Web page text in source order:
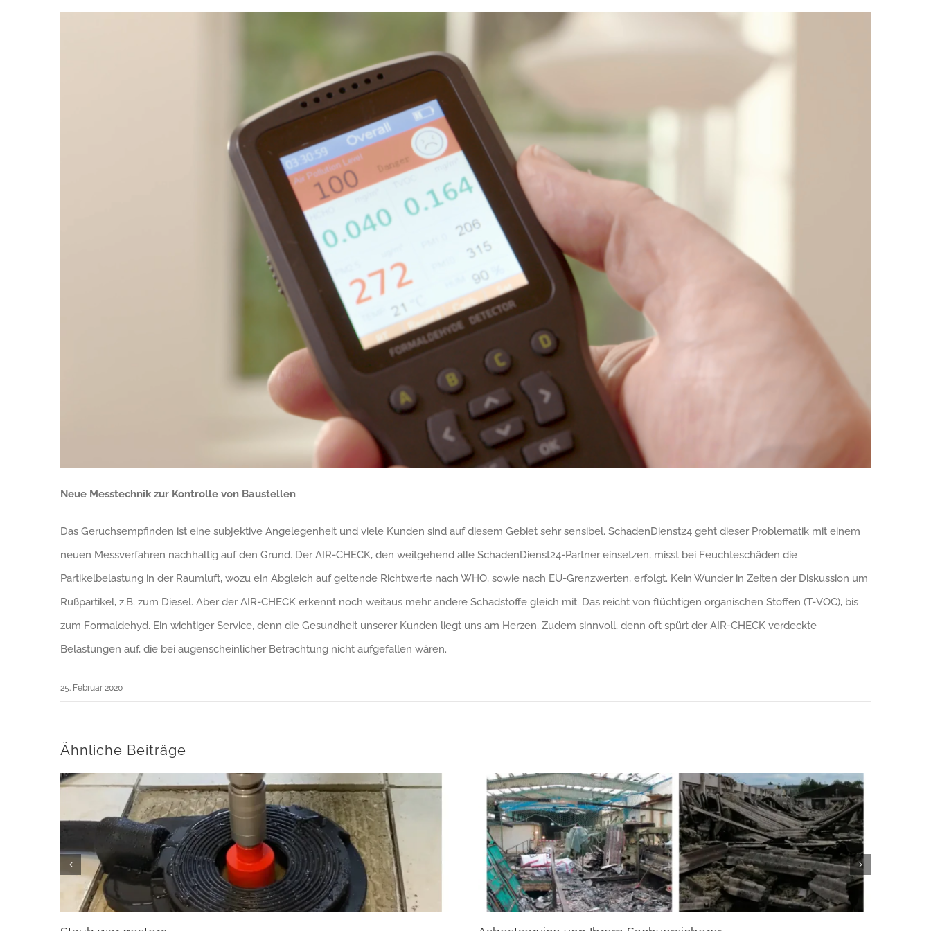
Neue Messtechnik zur Kontrolle von Baustellen
Das Geruchsempfinden ist eine subjektive Angelegenheit und viele Kunden sind auf diesem Gebiet sehr sensibel. SchadenDienst24 geht dieser Problematik mit einem
neuen Messverfahren nachhaltig auf den Grund. Der AIR-CHECK, den weitgehend alle SchadenDienst24-Partner einsetzen, misst bei Feuchteschäden die
Partikelbelastung in der Raumluft, wozu ein Abgleich auf geltende Richtwerte nach WHO, sowie nach EU-Grenzwerten, erfolgt. Kein Wunder in Zeiten der Diskussion um
Rußpartikel, z.B. zum Diesel. Aber der AIR-CHECK erkennt noch weitaus mehr andere Schadstoffe gleich mit. Das reicht von flüchtigen organischen Stoffen (T-VOC), bis
zum Formaldehyd. Ein wichtiger Service, denn die Gesundheit unserer Kunden liegt uns am Herzen. Zudem sinnvoll, denn oft spürt der AIR-CHECK verdeckte
Belastungen auf, die bei augenscheinlicher Betrachtung nicht aufgefallen wären.
25. Februar 2020
Ähnliche Beiträge